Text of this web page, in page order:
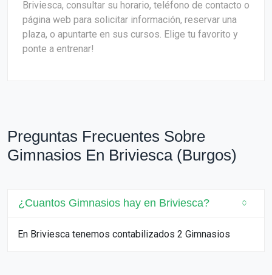
Briviesca, consultar su horario, teléfono de contacto o
página web para solicitar información, reservar una
plaza, o apuntarte en sus cursos. Elige tu favorito y
ponte a entrenar!
Preguntas Frecuentes Sobre
Gimnasios En Briviesca (Burgos)
¿Cuantos Gimnasios hay en Briviesca?
En Briviesca tenemos contabilizados 2 Gimnasios